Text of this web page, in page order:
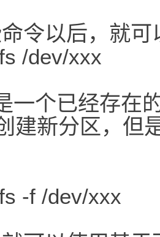
令以后，就
/dev/xxx
一个已经存在
建新分区，但
-f /dev/xxx